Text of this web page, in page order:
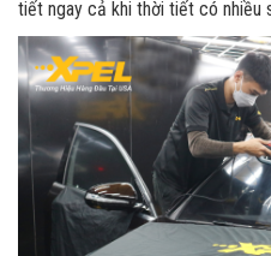
tiết ngay cả khi thời tiết có nhiều